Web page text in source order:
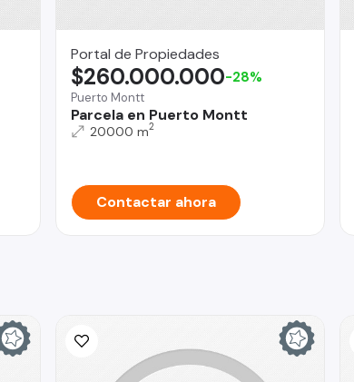
Portal de Propiedades
Puerto Montt
Parcela en Puerto Montt
$260.000.000-28%
20000 m2
Contactar ahora